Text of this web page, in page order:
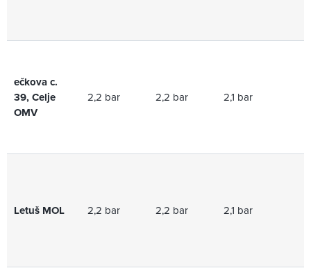
ečkova c.
39, Celje
OMV
2,2 bar 2,2 bar 2,1 bar
Letuš MOL 2,2 bar 2,2 bar 2,1 bar